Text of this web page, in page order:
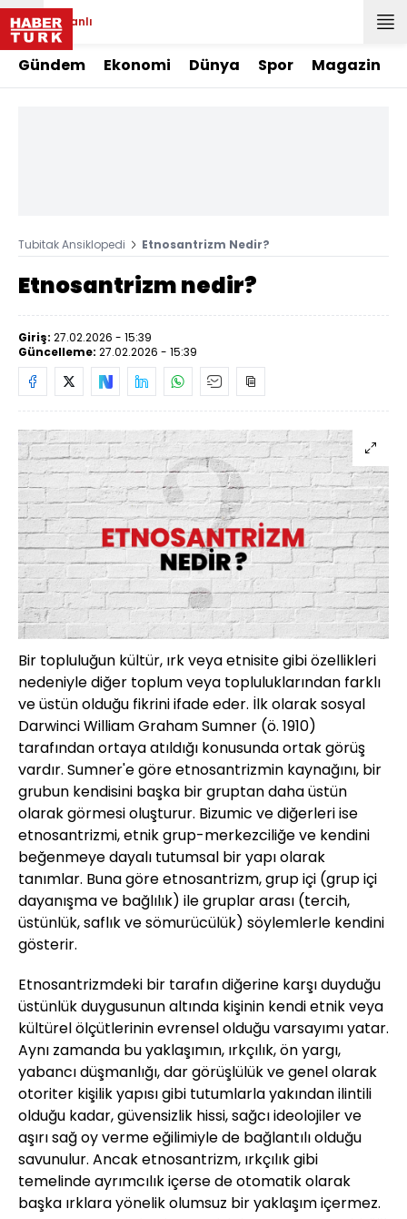
Canlı
Gündem Ekonomi Dünya Spor Magazin
Tubitak Ansiklopedi Etnosantrizm Nedir?
Etnosantrizm nedir?
Giriş: 27.02.2026 - 15:39
Güncelleme: 27.02.2026 - 15:39
Bir topluluğun kültür, ırk veya etnisite gibi özellikleri
nedeniyle diğer toplum veya topluluklarından farklı
ve üstün olduğu fikrini ifade eder. İlk olarak sosyal
Darwinci William Graham Sumner (ö. 1910)
tarafından ortaya atıldığı konusunda ortak görüş
vardır. Sumner'e göre etnosantrizmin kaynağını, bir
grubun kendisini başka bir gruptan daha üstün
olarak görmesi oluşturur. Bizumic ve diğerleri ise
etnosantrizmi, etnik grup-merkezciliğe ve kendini
beğenmeye dayalı tutumsal bir yapı olarak
tanımlar. Buna göre etnosantrizm, grup içi (grup içi
dayanışma ve bağlılık) ile gruplar arası (tercih,
üstünlük, saflık ve sömurücülük) söylemlerle kendini
gösterir.
Etnosantrizmdeki bir tarafın diğerine karşı duyduğu
üstünlük duygusunun altında kişinin kendi etnik veya
kültürel ölçütlerinin evrensel olduğu varsayımı yatar.
Aynı zamanda bu yaklaşımın, ırkçılık, ön yargı,
yabancı düşmanlığı, dar görüşlülük ve genel olarak
otoriter kişilik yapısı gibi tutumlarla yakından ilintili
olduğu kadar, güvensizlik hissi, sağcı ideolojiler ve
aşırı sağ oy verme eğilimiyle de bağlantılı olduğu
savunulur. Ancak etnosantrizm, ırkçılık gibi
temelinde ayrımcılık içerse de otomatik olarak
başka ırklara yönelik olumsuz bir yaklaşım içermez.